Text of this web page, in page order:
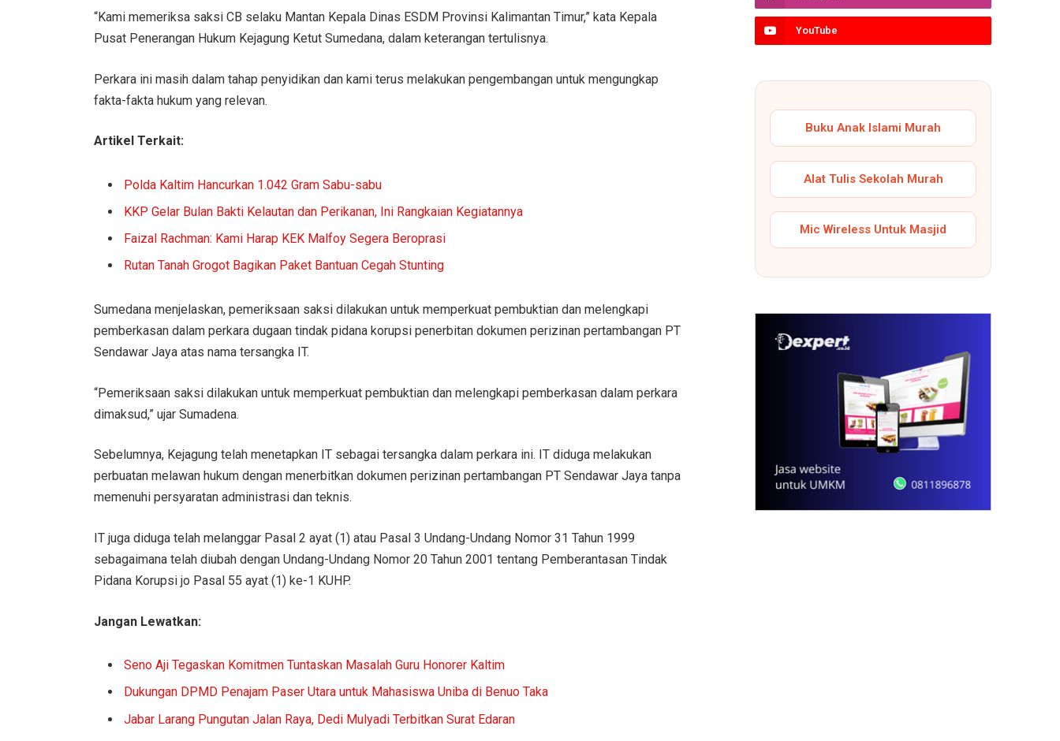
“Kami memeriksa saksi CB selaku Mantan Kepala Dinas ESDM Provinsi Kalimantan Timur,” kata Kepala
Pusat Penerangan Hukum Kejagung Ketut Sumedana, dalam keterangan tertulisnya.
Perkara ini masih dalam tahap penyidikan dan kami terus melakukan pengembangan untuk mengungkap
fakta-fakta hukum yang relevan.
Artikel Terkait:
Polda Kaltim Hancurkan 1.042 Gram Sabu-sabu
KKP Gelar Bulan Bakti Kelautan dan Perikanan, Ini Rangkaian Kegiatannya
Faizal Rachman: Kami Harap KEK Malfoy Segera Beroprasi
Rutan Tanah Grogot Bagikan Paket Bantuan Cegah Stunting
Sumedana menjelaskan, pemeriksaan saksi dilakukan untuk memperkuat pembuktian dan melengkapi
pemberkasan dalam perkara dugaan tindak pidana korupsi penerbitan dokumen perizinan pertambangan PT
Sendawar Jaya atas nama tersangka IT.
“Pemeriksaan saksi dilakukan untuk memperkuat pembuktian dan melengkapi pemberkasan dalam perkara
dimaksud,” ujar Sumadena.
Sebelumnya, Kejagung telah menetapkan IT sebagai tersangka dalam perkara ini. IT diduga melakukan
perbuatan melawan hukum dengan menerbitkan dokumen perizinan pertambangan PT Sendawar Jaya tanpa
memenuhi persyaratan administrasi dan teknis.
IT juga diduga telah melanggar Pasal 2 ayat (1) atau Pasal 3 Undang-Undang Nomor 31 Tahun 1999
sebagaimana telah diubah dengan Undang-Undang Nomor 20 Tahun 2001 tentang Pemberantasan Tindak
Pidana Korupsi jo Pasal 55 ayat (1) ke-1 KUHP.
Jangan Lewatkan:
Seno Aji Tegaskan Komitmen Tuntaskan Masalah Guru Honorer Kaltim
Dukungan DPMD Penajam Paser Utara untuk Mahasiswa Uniba di Benuo Taka
Jabar Larang Pungutan Jalan Raya, Dedi Mulyadi Terbitkan Surat Edaran
YouTube
Buku Anak Islami Murah
Alat Tulis Sekolah Murah
Mic Wireless Untuk Masjid